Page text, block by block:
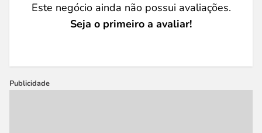
Este negócio ainda não possui avaliações.
Seja o primeiro a avaliar!
Publicidade